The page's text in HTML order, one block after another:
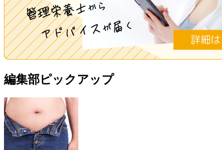
編集部ピックアップ